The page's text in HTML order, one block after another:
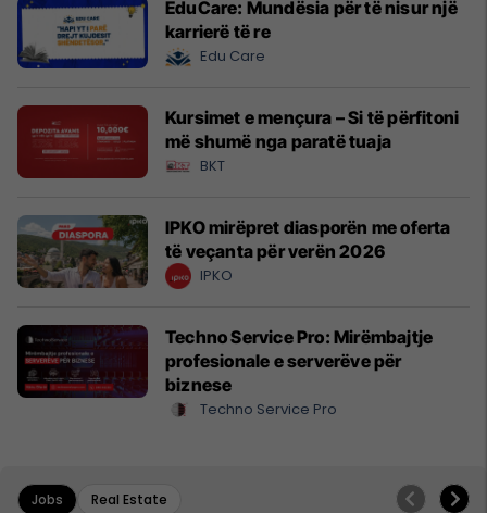
EduCare: Mundësia për të nisur një
karrierë të re
Edu Care
Kursimet e mençura – Si të përfitoni
më shumë nga paratë tuaja
BKT
IPKO mirëpret diasporën me oferta
të veçanta për verën 2026
IPKO
Techno Service Pro: Mirëmbajtje
profesionale e serverëve për
biznese
Techno Service Pro
Jobs Real Estate